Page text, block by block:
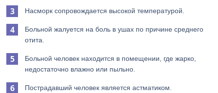
Насморк сопровождается высокой температурой.
Больной жалуется на боль в ушах по причине среднего
отита.
Больной человек находится в помещении, где жарко,
недостаточно влажно или пыльно.
Пострадавший человек является астматиком.